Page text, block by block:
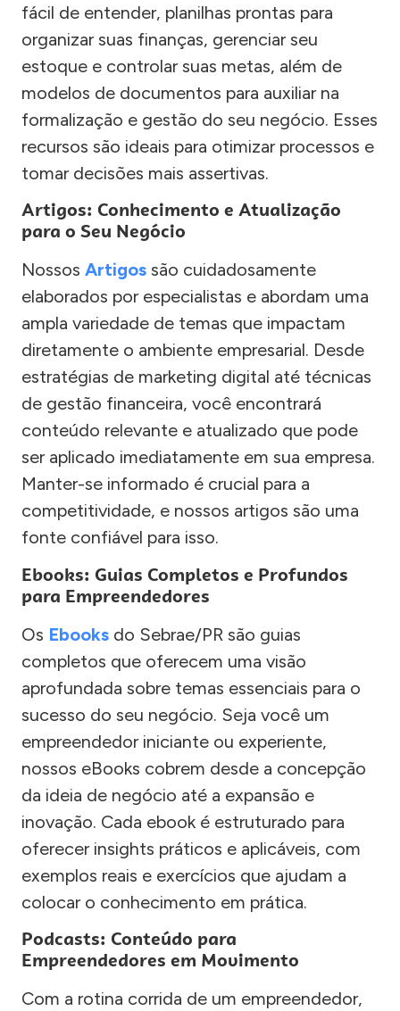
fácil de entender, planilhas prontas para
organizar suas finanças, gerenciar seu
estoque e controlar suas metas, além de
modelos de documentos para auxiliar na
formalização e gestão do seu negócio. Esses
recursos são ideais para otimizar processos e
tomar decisões mais assertivas.
Artigos: Conhecimento e Atualização
para o Seu Negócio
Nossos Artigos são cuidadosamente
elaborados por especialistas e abordam uma
ampla variedade de temas que impactam
diretamente o ambiente empresarial. Desde
estratégias de marketing digital até técnicas
de gestão financeira, você encontrará
conteúdo relevante e atualizado que pode
ser aplicado imediatamente em sua empresa.
Manter-se informado é crucial para a
competitividade, e nossos artigos são uma
fonte confiável para isso.
Ebooks: Guias Completos e Profundos
para Empreendedores
Os Ebooks do Sebrae/PR são guias
completos que oferecem uma visão
aprofundada sobre temas essenciais para o
sucesso do seu negócio. Seja você um
empreendedor iniciante ou experiente,
nossos eBooks cobrem desde a concepção
da ideia de negócio até a expansão e
inovação. Cada ebook é estruturado para
oferecer insights práticos e aplicáveis, com
exemplos reais e exercícios que ajudam a
colocar o conhecimento em prática.
Podcasts: Conteúdo para
Empreendedores em Movimento
Com a rotina corrida de um empreendedor,